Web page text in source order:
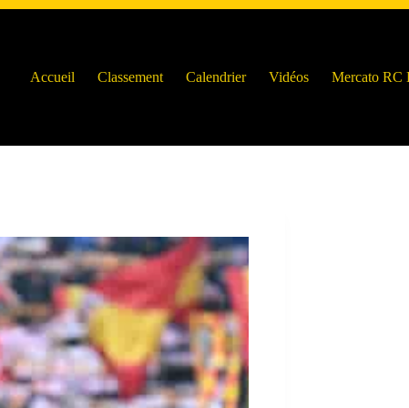
Accueil
Classement Calendrier Vidéos Mercato RC